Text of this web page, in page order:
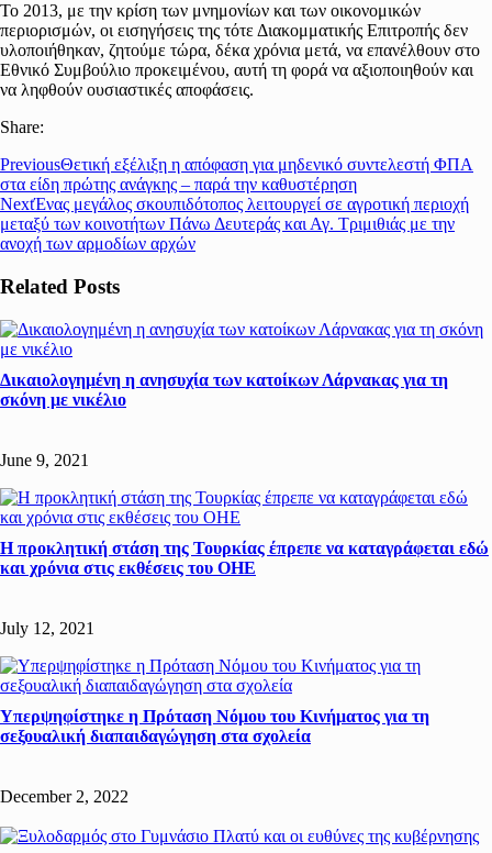
Το 2013, με την κρίση των μνημονίων και των οικονομικών
περιορισμών, οι εισηγήσεις της τότε Διακομματικής Επιτροπής δεν
υλοποιήθηκαν, ζητούμε τώρα, δέκα χρόνια μετά, να επανέλθουν στο
Εθνικό Συμβούλιο προκειμένου, αυτή τη φορά να αξιοποιηθούν και
να ληφθούν ουσιαστικές αποφάσεις.
Share:
PreviousΘετική εξέλιξη η απόφαση για μηδενικό συντελεστή ΦΠΑ
στα είδη πρώτης ανάγκης – παρά την καθυστέρηση
NextΈνας μεγάλος σκουπιδότοπος λειτουργεί σε αγροτική περιοχή
μεταξύ των κοινοτήτων Πάνω Δευτεράς και Αγ. Τριμιθιάς με την
ανοχή των αρμοδίων αρχών
Related Posts
Δικαιολογημένη η ανησυχία των κατοίκων Λάρνακας για τη
σκόνη με νικέλιο
June 9, 2021
Η προκλητική στάση της Τουρκίας έπρεπε να καταγράφεται εδώ
και χρόνια στις εκθέσεις του ΟΗΕ
July 12, 2021
Υπερψηφίστηκε η Πρόταση Νόμου του Κινήματος για τη
σεξουαλική διαπαιδαγώγηση στα σχολεία
December 2, 2022